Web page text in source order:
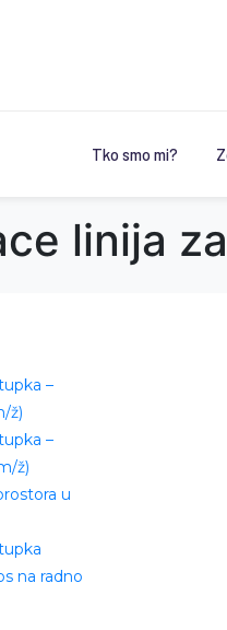
Tko smo mi?
linija
–
ž)
–
ž)
u
na radno